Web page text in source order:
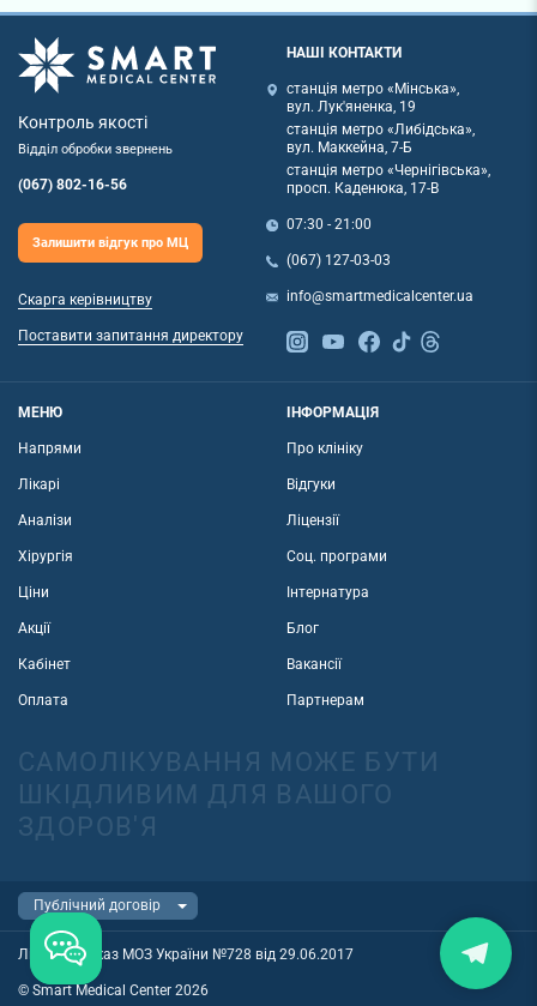
Контроль якості
Відділ обробки звернень
(067) 802-16-56
Залишити відгук про МЦ
Скарга керівництву
Поставити запитання директору
НАШІ КОНТАКТИ
станція метро «Мінська»,
вул. Лук'яненка, 19
станція метро «Либідська»,
вул. Маккейна, 7-Б
станція метро «Чернігівська»,
просп. Каденюка, 17-В
07:30 - 21:00
(067) 127-03-03
info@smartmedicalcenter.ua
МЕНЮ
Напрями
Лікарі
Аналізи
Хірургія
Ціни
Акції
Кабінет
Оплата
ІНФОРМАЦІЯ
Про клініку
Відгуки
Ліцензії
Соц. програми
Інтернатура
Блог
Вакансії
Партнерам
САМОЛІКУВАННЯ МОЖЕ БУТИ
ШКІДЛИВИМ ДЛЯ ВАШОГО
ЗДОРОВ'Я
Ліцензія наказ МОЗ України №728 від 29.06.2017
© Smart Medical Center 2026